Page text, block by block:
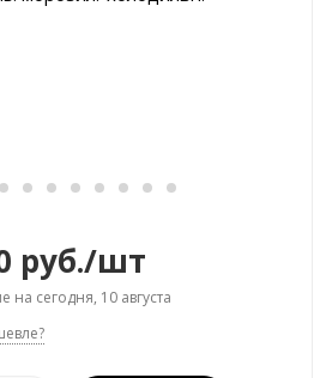
руб./шт
на сегодня, 10 августа